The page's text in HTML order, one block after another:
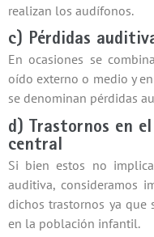
realizan los audífonos.
c) Pérdidas
En ocasiones se
oído externo o medio y
se denominan pérdidas
d) Trastornos en
central
Si bien estos no
auditiva, consideramos
dichos trastornos ya que
en la población infantil.